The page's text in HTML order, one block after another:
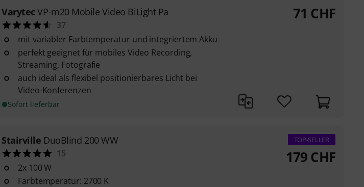
VarytecVP-m20 Mobile Video BiLight Pa
37
mit variabler Farbtemperatur und integriertem Akku
perfekt geeignet für mobiles Video Recording,
Streaming, Fotografie
auch ideal als flexibel positionierbares Licht bei
Video-Konferenzen
Sofort lieferbar
71 CHF
Stairville DuoBlind 200 WW
15
2x 100 W
Farbtemperatur: 2700 K
TOP-SELLER
179CHF